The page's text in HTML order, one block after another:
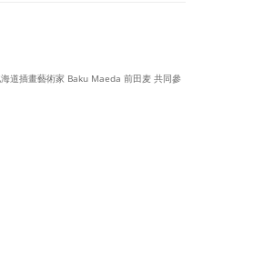
道插畫藝術家 Baku Maeda 前田麦 共同參